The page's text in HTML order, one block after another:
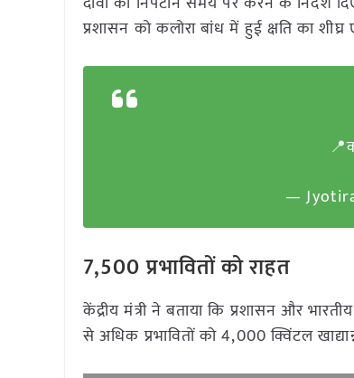
प्रशासन को कलोरा बांध में हुई क्षति का
—
7,500 प्रभावितों को राहत
केंद्रीय मंत्री ने बताया कि प्रशासन और
से अधिक प्रभावितों को 4,000 क्विंटल